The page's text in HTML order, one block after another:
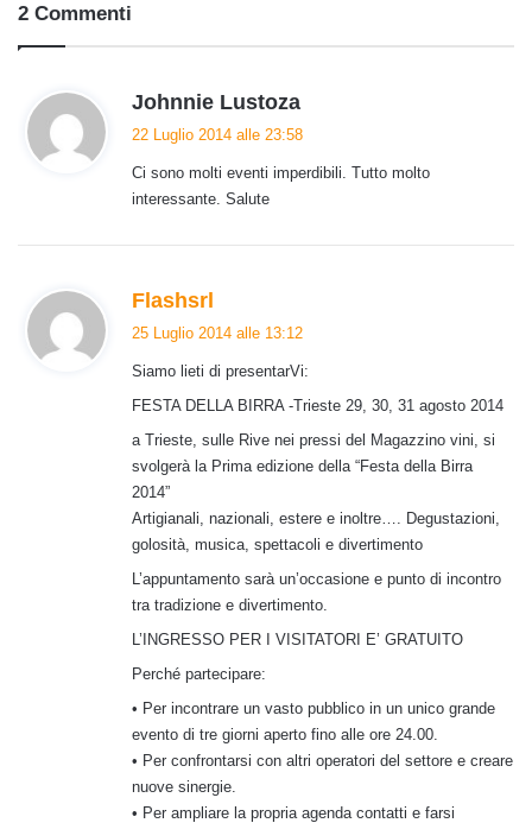
2 Commenti
Johnnie Lustoza
e
22 Luglio 2014 alle 23:58
Ci sono molti eventi imperdibili. Tutto molto
interessante. Salute
Flashsrl
e
t
o
25 Luglio 2014 alle 13:12
Siamo lieti di presentarVi:
FESTA DELLA BIRRA -Trieste 29, 30, 31 agosto 2014
a Trieste, sulle Rive nei pressi del Magazzino vini, si
svolgerà la Prima edizione della “Festa della Birra
2014”
Artigianali, nazionali, estere e inoltre…. Degustazioni,
golosità, musica, spettacoli e divertimento
L’appuntamento sarà un’occasione e punto di incontro
tra tradizione e divertimento.
L’INGRESSO PER I VISITATORI E’ GRATUITO
Perché partecipare:
• Per incontrare un vasto pubblico in un unico grande
evento di tre giorni aperto fino alle ore 24.00.
• Per confrontarsi con altri operatori del settore e creare
nuove sinergie.
• Per ampliare la propria agenda contatti e farsi